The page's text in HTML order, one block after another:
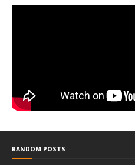
RANDOM POSTS